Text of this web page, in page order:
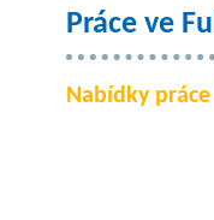
Práce ve
Nabídky